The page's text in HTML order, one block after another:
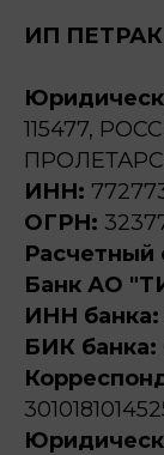
ИП
115477,
ИНН:
ОГРН:
Расчетный
Банк АО
ИНН банка:
БИК банка: